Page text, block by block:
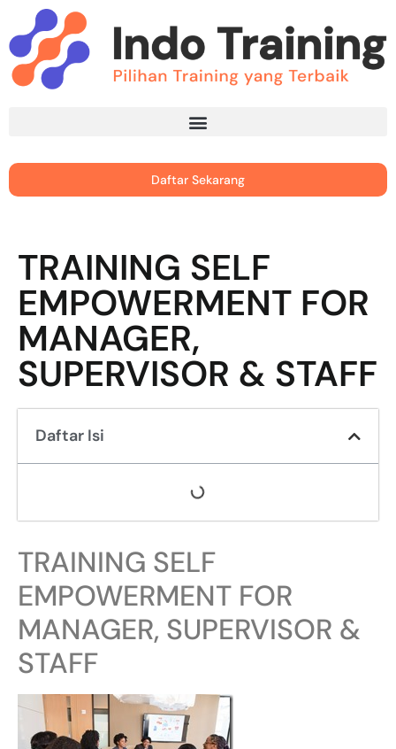
Daftar Sekarang
TRAINING SELF
EMPOWERMENT FOR
MANAGER,
SUPERVISOR & STAFF
Daftar Isi
TRAINING SELF
EMPOWERMENT FOR
MANAGER, SUPERVISOR &
STAFF